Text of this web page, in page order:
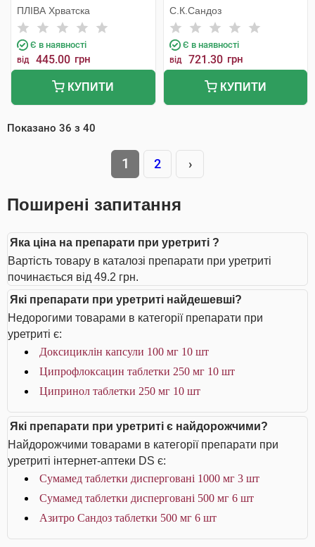
ПЛІВА Хрватска
Є в наявності
від 445.00 грн
КУПИТИ
С.К.Сандоз
Є в наявності
від 721.30 грн
КУПИТИ
Показано 36 з 40
1 2 ›
Поширені запитання
Яка ціна на препарати при уретриті ?
Вартість товару в каталозі препарати при уретриті
починається від 49.2 грн.
Які препарати при уретриті найдешевші?
Недорогими товарами в категорії препарати при
уретриті є:
Доксициклін капсули 100 мг 10 шт
Ципрофлоксацин таблетки 250 мг 10 шт
Ципринол таблетки 250 мг 10 шт
Які препарати при уретриті є найдорожчими?
Найдорожчими товарами в категорії препарати при
уретриті інтернет-аптеки DS є:
Сумамед таблетки дисперговані 1000 мг 3 шт
Сумамед таблетки дисперговані 500 мг 6 шт
Азитро Сандоз таблетки 500 мг 6 шт